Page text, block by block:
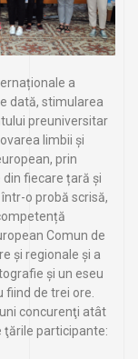
a
dată, stimularea
preuniversitar
limbii și
prin
fiecare țară și
o probă scrisă,
Comun de
și regionale și a
și un eseu
de trei ore.
concurenţi atât
ţările participante: